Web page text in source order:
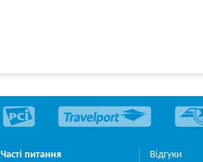
Часті питання Відгуки